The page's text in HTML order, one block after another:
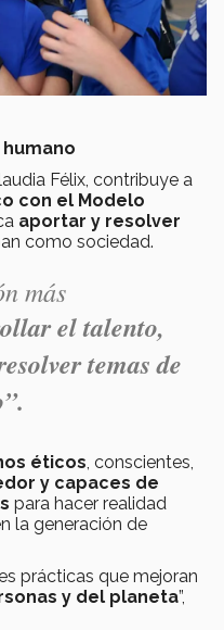
Félix, contribuye a
con el Modelo
aportar y resolver
como sociedad.
más
el talento,
temas de
éticos, conscientes,
y capaces de
para hacer realidad
la generación de
prácticas que mejoran
y del planeta”,